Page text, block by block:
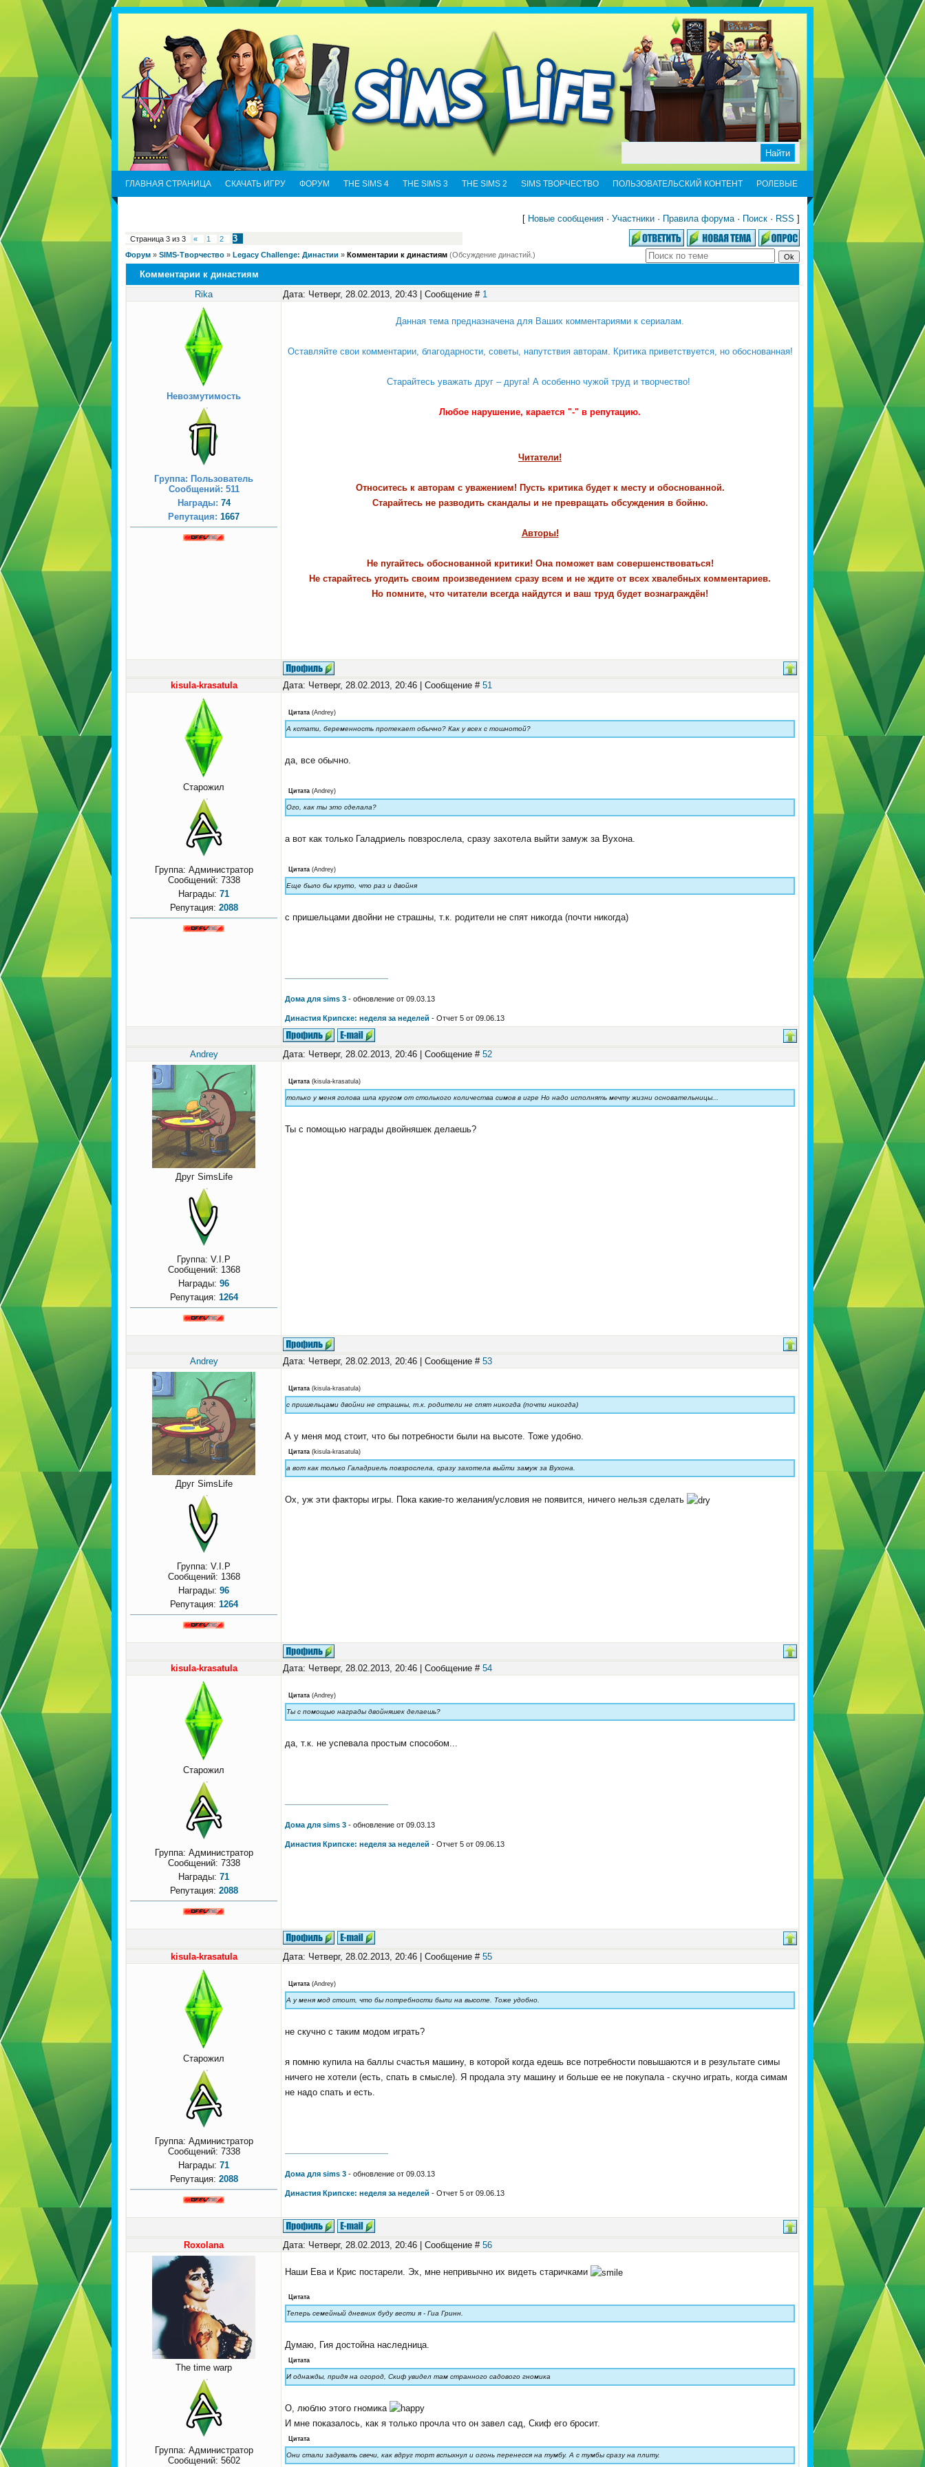
ГЛАВНАЯ СТРАНИЦА СКАЧАТЬ ИГРУ ФОРУМ THE SIMS 4 THE SIMS 3 THE SIMS 2 SIMS ТВОРЧЕСТВО ПОЛЬЗОВАТЕЛЬСКИЙ КОНТЕНТ РОЛЕВЫЕ
[ Новые сообщения · Участники · Правила форума· Поиск · RSS ]
Страница 3 из 3 « 1 2 3
Форум » SIMS-Творчество » Legacy Challenge: Династии » Комментарии к династиям (Обсуждение династий.)
Комментарии к династиям
Rika
Дата: Четверг, 28.02.2013, 20:43 | Сообщение # 1
Невозмутимость
Группа: Пользователь
Сообщений: 511
Награды: 74
Репутация: 1667
Данная тема предназначена для Ваших комментариями к сериалам.
Оставляйте свои комментарии, благодарности, советы, напутствия авторам. Критика приветствуется, но обоснованная!
Старайтесь уважать друг – друга! А особенно чужой труд и творчество!
Любое нарушение, карается "-" в репутацию.
Читатели!
Относитесь к авторам с уважением! Пусть критика будет к месту и обоснованной.
Старайтесь не разводить скандалы и не превращать обсуждения в бойню.
Авторы!
Не пугайтесь обоснованной критики! Она поможет вам совершенствоваться!
Не старайтесь угодить своим произведением сразу всем и не ждите от всех хвалебных комментариев.
Но помните, что читатели всегда найдутся и ваш труд будет вознаграждён!
kisula-krasatula Дата: Четверг, 28.02.2013, 20:46 | Сообщение # 51
Старожил
Группа: Администратор
Сообщений: 7338
Награды: 71
Репутация: 2088
Цитата (Andrey)
А кстати, беременность протекает обычно? Как у всех с тошнотой?
да, все обычно.
Цитата (Andrey)
Ого, как ты это сделала?
а вот как только Галадриель повзрослела, сразу захотела выйти замуж за Вухона.
Цитата (Andrey)
Еще было бы круто, что раз и двойня
с пришельцами двойни не страшны, т.к. родители не спят никогда (почти никогда)
Дома для sims 3 - обновление от 09.03.13
Династия Крипске: неделя за неделей - Отчет 5 от 09.06.13
Andrey Дата: Четверг, 28.02.2013, 20:46 | Сообщение # 52
Друг SimsLife
Группа: V.I.P
Сообщений: 1368
Награды: 96
Репутация: 1264
Цитата (kisula-krasatula)
только у меня голова шла кругом от столького количества симов в игре Но надо исполнять мечту жизни основательницы...
Ты с помощью награды двойняшек делаешь?
Andrey Дата: Четверг, 28.02.2013, 20:46 | Сообщение # 53
Друг SimsLife
Группа: V.I.P
Сообщений: 1368
Награды: 96
Репутация: 1264
Цитата (kisula-krasatula)
с пришельцами двойни не страшны, т.к. родители не спят никогда (почти никогда)
А у меня мод стоит, что бы потребности были на высоте. Тоже удобно.
Цитата (kisula-krasatula)
а вот как только Галадриель повзрослела, сразу захотела выйти замуж за Вухона.
Ох, уж эти факторы игры. Пока какие-то желания/условия не появится, ничего нельзя сделать
kisula-krasatula Дата: Четверг, 28.02.2013, 20:46 | Сообщение # 54
Старожил
Группа: Администратор
Сообщений: 7338
Награды: 71
Репутация: 2088
Цитата (Andrey)
Ты с помощью награды двойняшек делаешь?
да, т.к. не успевала простым способом...
Дома для sims 3 - обновление от 09.03.13
Династия Крипске: неделя за неделей - Отчет 5 от 09.06.13
kisula-krasatula Дата: Четверг, 28.02.2013, 20:46 | Сообщение # 55
Старожил
Группа: Администратор
Сообщений: 7338
Награды: 71
Репутация: 2088
Цитата (Andrey)
А у меня мод стоит, что бы потребности были на высоте. Тоже удобно.
не скучно с таким модом играть?
я помню купила на баллы счастья машину, в которой когда едешь все потребности повышаются и в результате симы
ничего не хотели (есть, спать в смысле). Я продала эту машину и больше ее не покупала - скучно играть, когда симам
не надо спать и есть.
Дома для sims 3 - обновление от 09.03.13
Династия Крипске: неделя за неделей - Отчет 5 от 09.06.13
Roxolana Дата: Четверг, 28.02.2013, 20:46 | Сообщение # 56
The time warp
Группа: Администратор
Сообщений: 5602
Наши Ева и Крис постарели. Эх, мне непривычно их видеть старичками
Цитата
Теперь семейный дневник буду вести я - Гиа Гринн.
Думаю, Гия достойна наследница.
Цитата
И однажды, придя на огород, Скиф увидел там странного садового гномика
О, люблю этого гномика
И мне показалось, как я только прочла что он завел сад, Скиф его бросит.
Цитата
Они стали задувать свечи, как вдруг торт вспыхнул и огонь перенесся на тумбу. А с тумбы сразу на плиту.